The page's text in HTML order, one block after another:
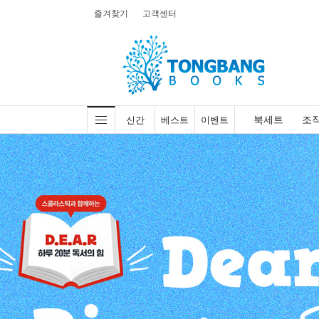
즐겨찾기 고객센터
신간 베스트 이벤트 북세트 조